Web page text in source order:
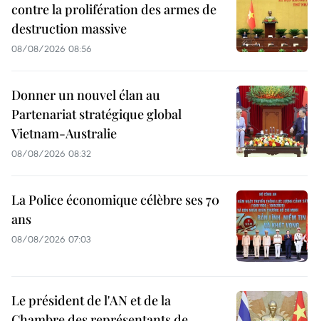
contre la prolifération des armes de
destruction massive
08/08/2026 08:56
Donner un nouvel élan au
Partenariat stratégique global
Vietnam-Australie
08/08/2026 08:32
La Police économique célèbre ses 70
ans
08/08/2026 07:03
Le président de l'AN et de la